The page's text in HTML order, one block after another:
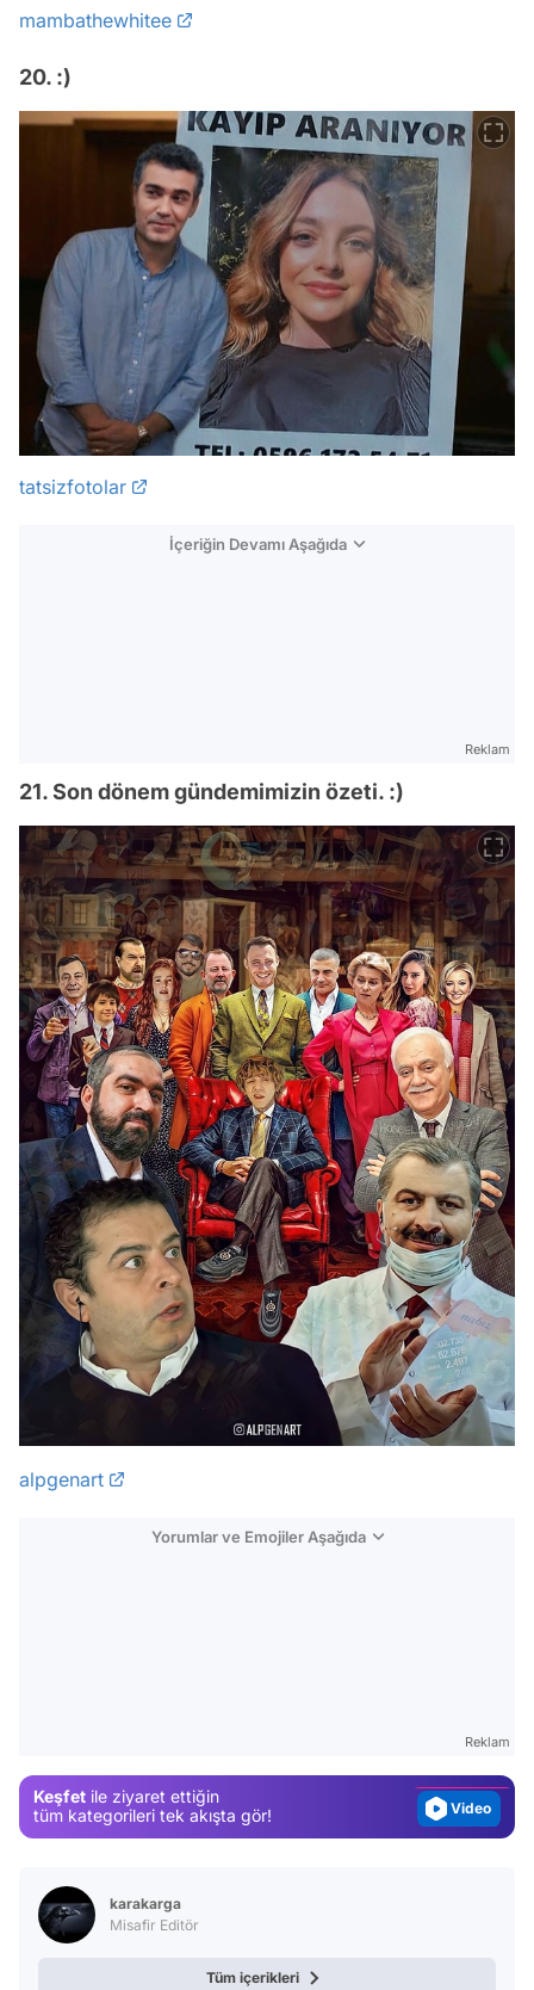
mambathewhitee
20. :)
tatsizfotolar
İçeriğin Devamı Aşağıda
Reklam
21. Son dönem gündemimizin özeti. :)
alpgenart
Yorumlar ve Emojiler Aşağıda
Reklam
Keşfet ile ziyaret ettiğin
tüm kategorileri tek akışta gör!
Magazin
Video
Test
karakarga
Misafir Editör
Tüm içerikleri